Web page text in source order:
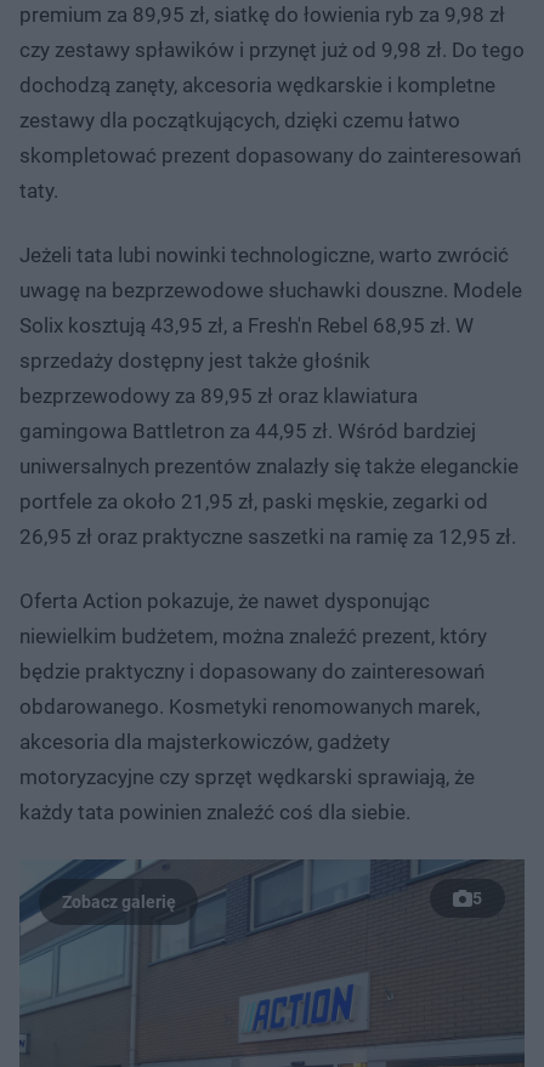
premium za 89,95 zł, siatkę do łowienia ryb za 9,98 zł
czy zestawy spławików i przynęt już od 9,98 zł. Do tego
dochodzą zanęty, akcesoria wędkarskie i kompletne
zestawy dla początkujących, dzięki czemu łatwo
skompletować prezent dopasowany do zainteresowań
taty.
Jeżeli tata lubi nowinki technologiczne, warto zwrócić
uwagę na bezprzewodowe słuchawki douszne. Modele
Solix kosztują 43,95 zł, a Fresh'n Rebel 68,95 zł. W
sprzedaży dostępny jest także głośnik
bezprzewodowy za 89,95 zł oraz klawiatura
gamingowa Battletron za 44,95 zł. Wśród bardziej
uniwersalnych prezentów znalazły się także eleganckie
portfele za około 21,95 zł, paski męskie, zegarki od
26,95 zł oraz praktyczne saszetki na ramię za 12,95 zł.
Oferta Action pokazuje, że nawet dysponując
niewielkim budżetem, można znaleźć prezent, który
będzie praktyczny i dopasowany do zainteresowań
obdarowanego. Kosmetyki renomowanych marek,
akcesoria dla majsterkowiczów, gadżety
motoryzacyjne czy sprzęt wędkarski sprawiają, że
każdy tata powinien znaleźć coś dla siebie.
5